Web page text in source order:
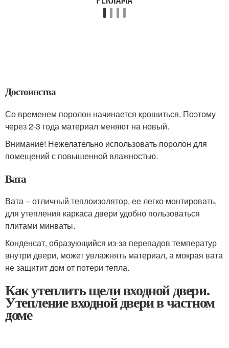
Достоинства
Со временем поролон начинается крошиться. Поэтому
через 2-3 года материал меняют на новый.
Внимание! Нежелательно использовать поролон для
помещений с повышенной влажностью.
Вата
Вата – отличный теплоизолятор, ее легко монтировать,
для утепления каркаса двери удобно пользоваться
плитами минваты.
Конденсат, образующийся из-за перепадов температур
внутри двери, может увлажнять материал, а мокрая вата
не защитит дом от потери тепла.
Как утеплить щели входной двери.
Утепление входной двери в частном
доме